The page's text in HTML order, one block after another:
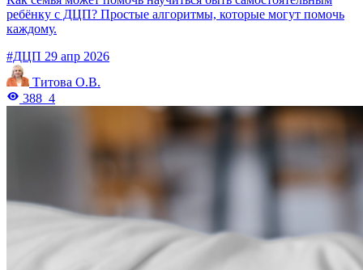
ребёнку с ДЦП? Простые алгоритмы, которые могут помочь
каждому.
#ДЦП 29 апр 2026
Титова О.В.
388 4